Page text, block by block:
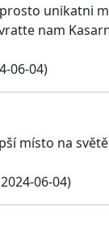
unikatni
nam
06-04)
místo na
06-04)